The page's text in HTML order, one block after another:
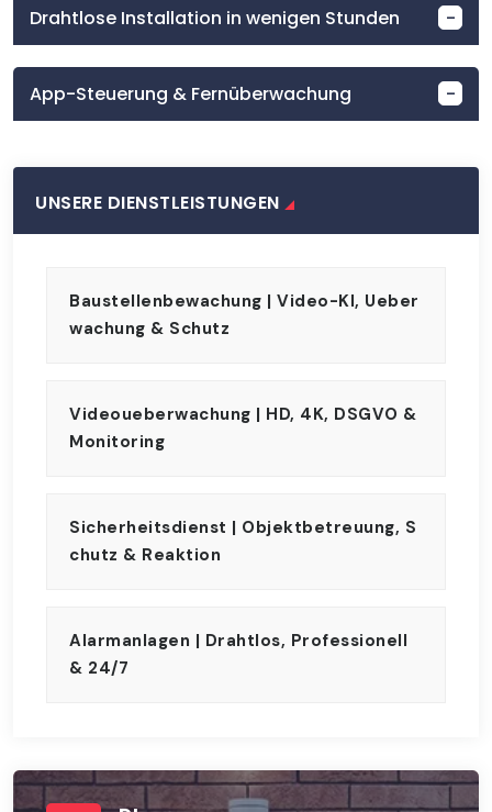
UNSERE DIENSTLEISTUNGEN
Baustellenbewachung | Video-KI, Ueber
Wachung & Schutz
Videoueberwachung | HD, 4K, DSGVO &
Monitoring
Sicherheitsdienst | Objektbetreuung, S
Chutz & Reaktion
Alarmanlagen | Drahtlos, Professionell
& 24/7
Drahtlose Installation in wenigen Stunden
App-Steuerung & Fernüberwachung